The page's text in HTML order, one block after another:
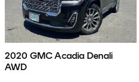
2020 GMC Acadia Denali
AWD